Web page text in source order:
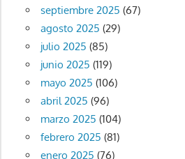
septiembre 2025 (67)
agosto 2025 (29)
julio 2025 (85)
junio 2025 (119)
mayo 2025 (106)
abril 2025 (96)
marzo 2025 (104)
febrero 2025 (81)
enero 2025 (76)